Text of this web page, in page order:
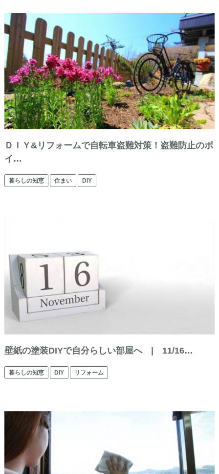
ＤＩＹ&リフォームで自転車盗難対策！盗難防止のポ
イ…
暮らしの知恵 住まい DIY
壁紙の塗装DIYで自分らしい部屋へ | 11/16…
暮らしの知恵 DIY リフォーム